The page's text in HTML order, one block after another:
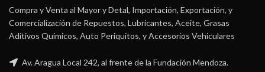
Compra y Venta al Mayor y Detal, Importación, Exportación, y
Comercialización de Repuestos, Lubricantes, Aceite, Grasas
Aditivos Químicos, Auto Periquitos, y Accesorios Vehiculares
Av. Aragua Local 242, al frente de la Fundación Mendoza.